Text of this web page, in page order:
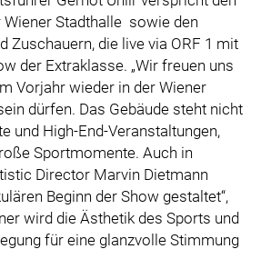
Wiener Stadthalle sowie den
Zuschauern, die live via ORF 1 mit
der Extraklasse. „Wir freuen uns
Vorjahr wieder in der Wiener
dürfen. Das Gebäude steht nicht
und High-End-Veranstaltungen,
Sportmomente. Auch in
Director Marvin Dietmann
Beginn der Show gestaltet“,
wird die Ästhetik des Sports und
für eine glanzvolle Stimmung